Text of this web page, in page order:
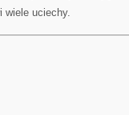
wiele uciechy.